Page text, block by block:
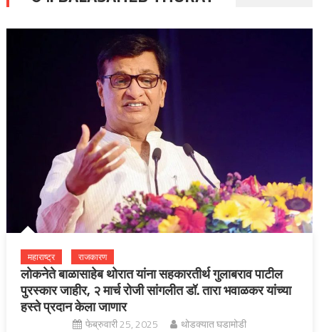
महाराष्ट्र राजकारण
लोकनेते बाळासाहेब थोरात यांना सहकारतीर्थ गुलाबराव पाटील
पुरस्कार जाहीर, २ मार्च रोजी सांगलीत डॉ. तारा भवाळकर यांच्या
हस्ते प्रदान केला जाणार
फेब्रुवारी 25, 2025
थोडक्यात घडामोडी